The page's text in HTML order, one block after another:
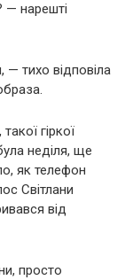
— нарешті
тихо відповіла
гіркої
неділя, ще
як телефон
Світлани
від
просто